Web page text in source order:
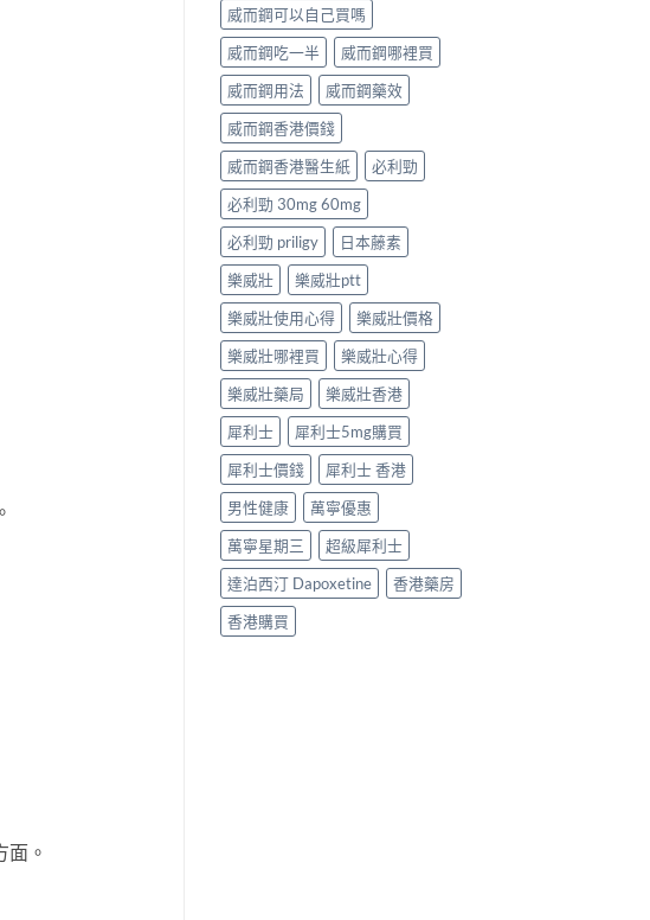
。
威而鋼可以自己買嗎
威而鋼吃一半
威而鋼哪裡買
威而鋼用法
威而鋼藥效
威而鋼香港價錢
威而鋼香港醫生紙
必利勁
必利勁 30mg 60mg
必利勁 priligy
日本藤素
樂威壯
樂威壯ptt
樂威壯使用心得
樂威壯價格
樂威壯哪裡買
樂威壯心得
樂威壯藥局
樂威壯香港
犀利士
犀利士5mg購買
犀利士價錢
犀利士 香港
男性健康
萬寧優惠
萬寧星期三
超級犀利士
達泊西汀 Dapoxetine
香港藥房
香港購買